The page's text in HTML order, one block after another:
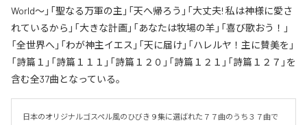
World〜」「聖なる万軍の主」「天へ帰ろう」「大丈夫! 私は神様に愛さ
れているから」「大きな計画」「あなたは牧場の羊」「喜び歌おう！」
「全世界へ」「わが神主イエス」「天に届け」「ハレルヤ！主に賛美を」
「詩篇１」「詩篇１１１」「詩篇１２０」「詩篇１２１」「詩篇１２７」を
含む全37曲となっている。
日本のオリジナルゴスペル風のひびき９集に選ばれた７７曲のうち３７曲で